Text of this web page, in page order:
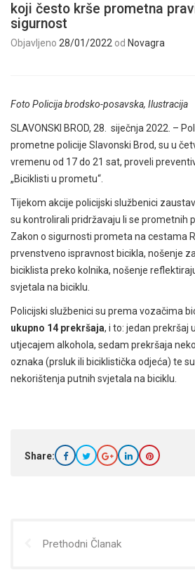
koji često krše prometna
sigurnost
Objavljeno 28/01/2022 od Novagra
Foto Policija brodsko-posavska, Ilustracija
SLAVONSKI BROD, 28. siječnja 2022. –
prometne policije Slavonski Brod, su u
vremenu od 17 do 21 sat, proveli
„Biciklisti u prometu“.
Tijekom akcije policijski službenici
su kontrolirali pridržavaju li se prometnih
Zakon o sigurnosti prometa na cestama
prvenstveno ispravnost bicikla, nošenje
biciklista preko kolnika, nošenje
svjetala na biciklu.
Policijski službenici su prema vozačima
ukupno 14 prekršaja, i to: jedan prekršaj
utjecajem alkohola, sedam prekršaja
oznaka (prsluk ili biciklistička odjeća) te
nekorištenja putnih svjetala na biciklu.
Share:
Prethodni Članak